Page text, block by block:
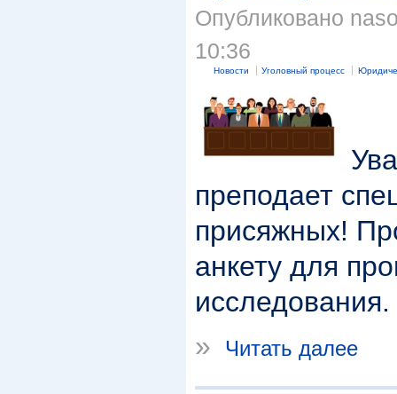
Опубликовано
10:36
Новости Уголовный процесс
преподает
присяжных!
анкету для
исследования.
»
Читать далее